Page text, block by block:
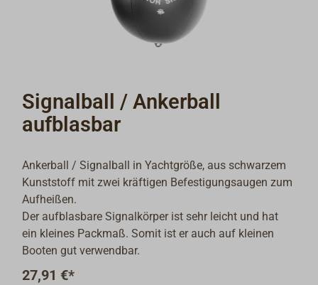
Signalball / Ankerball
aufblasbar
Ankerball / Signalball in Yachtgröße, aus schwarzem
Kunststoff mit zwei kräftigen Befestigungsaugen zum
Aufheißen.
Der aufblasbare Signalkörper ist sehr leicht und hat
ein kleines Packmaß. Somit ist er auch auf kleinen
Booten gut verwendbar.
27,91 €*